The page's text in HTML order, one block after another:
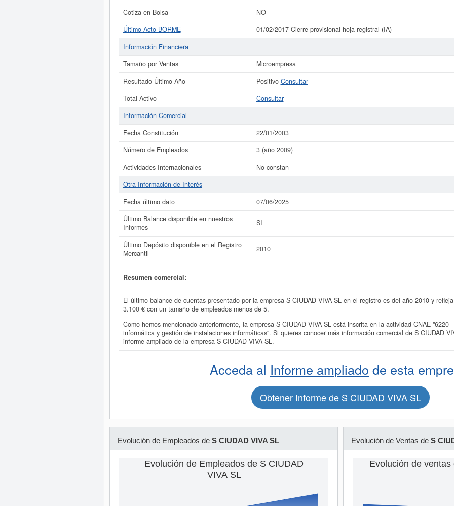
Cotiza en Bolsa
NO
Último Acto BORME
01/02/2017 Cierre provisional hoja registral (IA)
Información Financiera
Tamaño por Ventas
Microempresa
Resultado Último Año
Positivo Consultar
Total Activo
Consultar
Información Comercial
Fecha Constitución
22/01/2003
Número de Empleados
3 (año 2009)
Actividades Internacionales
No constan
Otra Información de Interés
Fecha último dato
07/06/2025
Último Balance disponible en nuestros
Informes
SI
Último Depósito disponible en el Registro
Mercantil
2010
Resumen comercial:
El último balance de cuentas presentado por la empresa S CIUDAD VIVA SL en el registro es del año 2010 y
3.100 € con un tamaño de empleados menos de 5.
Como hemos mencionado anteriormente, la empresa S CIUDAD VIVA SL está inscrita en la actividad CNAE "6220
informática y gestión de instalaciones informáticas". Si quieres conocer más información comercial de S CIUDAD
informe ampliado de la empresa S CIUDAD VIVA SL.
Acceda al Informe ampliado de esta
Obtener Informe de S CIUDAD VIVA SL
Evolución de Empleados de S CIUDAD VIVA SL
Evolución de Empleados de S CIUDAD
VIVA SL
Evolución de Ventas de S
Evolución de